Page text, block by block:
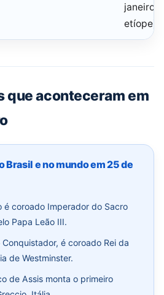
janeiro
etíope)
que aconteceram em
Brasil e no mundo em 25 de
é coroado Imperador do Sacro
Papa Leão III.
Conquistador, é coroado Rei da
de Westminster.
de Assis monta o primeiro